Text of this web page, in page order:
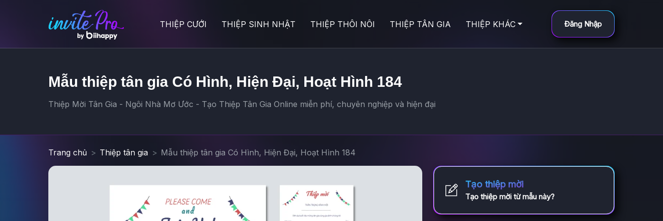
THIỆP CƯỚI THIỆP SINH NHẬT THIỆP THÔI NÔI THIỆP TÂN GIA THIỆP KHÁC Đăng Nhập
Mẫu thiệp tân gia Có Hình, Hiện Đại, Hoạt Hình 184
Thiệp Mời Tân Gia - Ngôi Nhà Mơ Ước - Tạo Thiệp Tân Gia Online miễn phí, chuyên nghiệp và hiện đại
Trang chủ Thiệp tân gia Mẫu thiệp tân gia Có Hình, Hiện Đại, Hoạt Hình 184
Tạo thiệp mời
Tạo thiệp mời từ mẫu này?